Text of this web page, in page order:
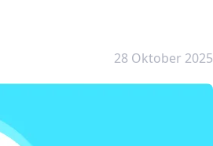
28 Oktober 2025